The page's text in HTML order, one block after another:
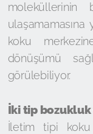
moleküllerinin
koku
dönüşümü
görülebiliyor.
İki tip
İletim tipi koku